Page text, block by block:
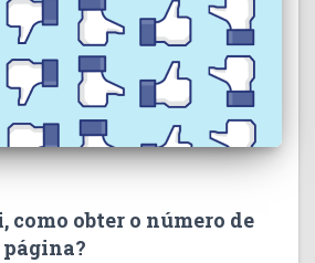
como obter o número de